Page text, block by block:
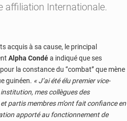
affiliation Internationale.
acquis à sa cause, le principal
Alpha Condéa indiqué que ses
la constance du ‘’combat’’ que mène
guinéen. « J’ai été élu premier vice-
mes collègues des
partis membres m’ont fait confiance en
apporté au fonctionnement de